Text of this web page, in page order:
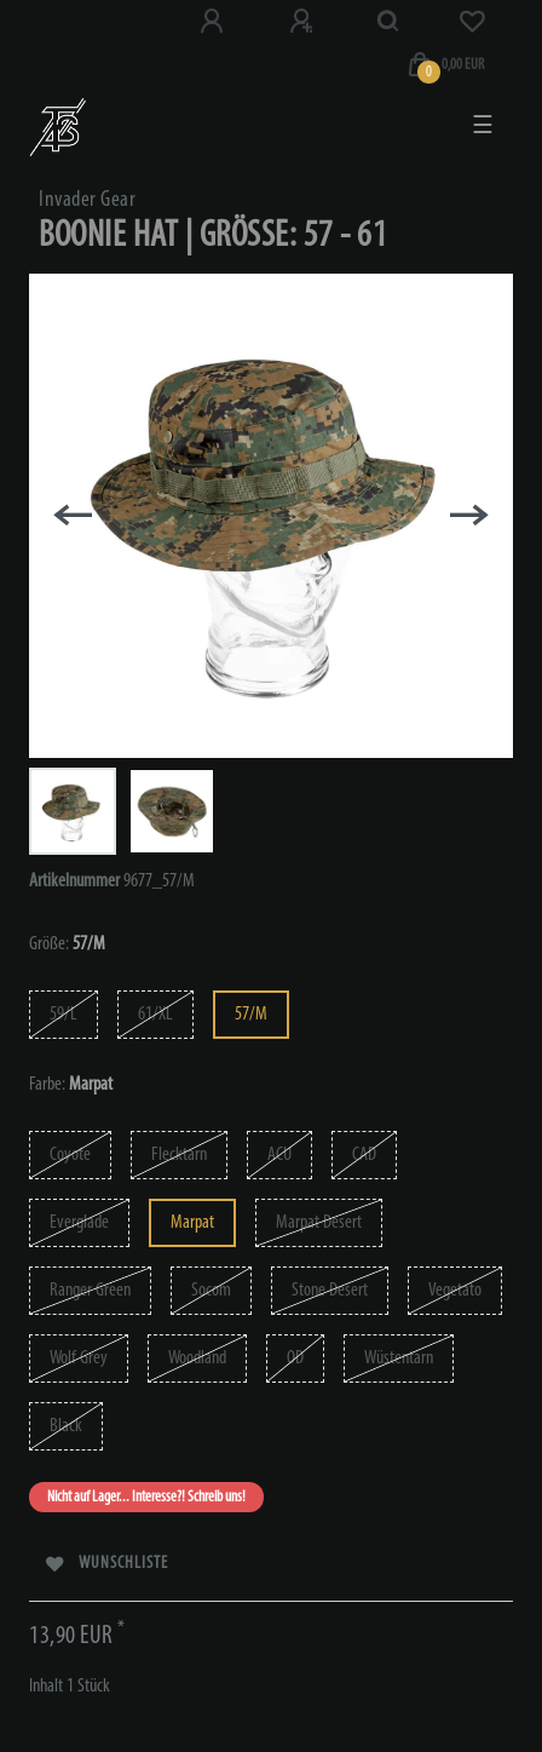
0 0,00 EUR
☰
Invader Gear
BOONIE HAT | GRÖSSE: 57 - 61
Artikelnummer9677_57/M
Größe: 57/M
59/L 61/XL 57/M
Farbe: Marpat
Coyote Flecktarn ACU CAD
Everglade Marpat Marpat Desert
Ranger Green Socom Stone Desert Vegetato
Wolf Grey Woodland OD Wüstentarn
Black
Nicht auf Lager... Interesse?! Schreib uns!
WUNSCHLISTE
13,90 EUR *
Inhalt 1 Stück